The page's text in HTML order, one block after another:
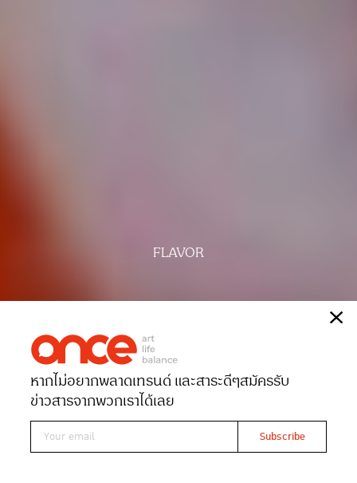
FLAVOR
ออกทะเล
เรื่องพัทธนันท์ สวนมะลิ
Date 31-07-2024Views 4979
หากไม่อยากพลาดเทรนด์ และสาระดีๆสมัครรับ
ข่าวสารจากพวกเราได้เลย